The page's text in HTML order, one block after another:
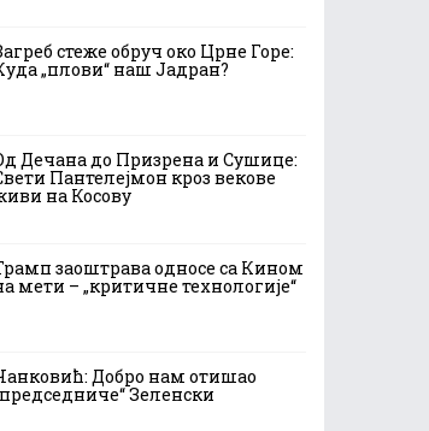
стеже обруч око Црне Горе:
„плови“ наш Јадран?
Дечана до Призрена и Сушице:
Пантелејмон кроз векове
на Косову
заоштрава односе са Кином
мети – „критичне технологије“
Добро нам отишао
Зеленски